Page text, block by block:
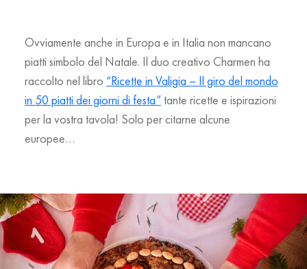
Ovviamente anche in Europa e in Italia non mancano
piatti simbolo del Natale. Il duo creativo Charmen ha
raccolto nel libro “Ricette in Valigia – Il giro del mondo
in 50 piatti dei giorni di festa”tante ricette e ispirazioni
per la vostra tavola! Solo per citarne alcune
europee…